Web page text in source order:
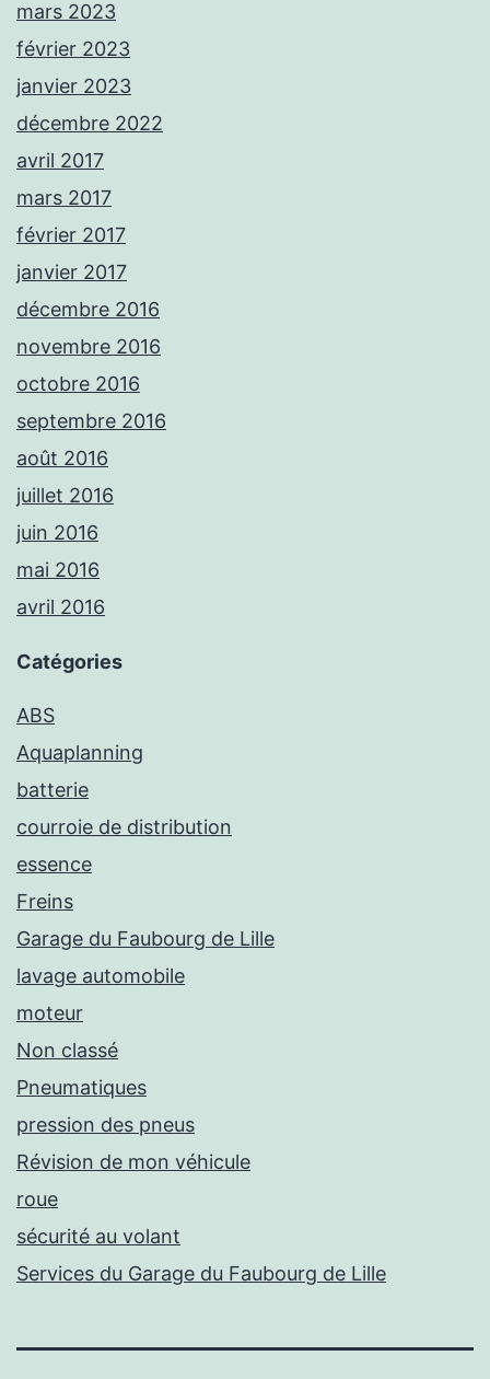
mars 2023
février 2023
janvier 2023
décembre 2022
avril 2017
mars 2017
février 2017
janvier 2017
décembre 2016
novembre 2016
octobre 2016
septembre 2016
août 2016
juillet 2016
juin 2016
mai 2016
avril 2016
Catégories
ABS
Aquaplanning
batterie
courroie de distribution
essence
Freins
Garage du Faubourg de Lille
lavage automobile
moteur
Non classé
Pneumatiques
pression des pneus
Révision de mon véhicule
roue
sécurité au volant
Services du Garage du Faubourg de Lille